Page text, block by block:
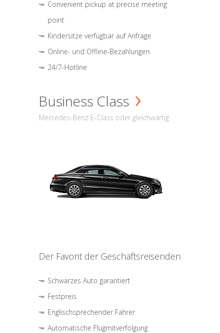
Convenient pickup at precise meeting
point
Kindersitze verfügbar auf Anfrage
Online- und Offline-Bezahlungen
24/7-Hotline
Business Class
Mercedes-Benz E-Class oder gleichwärtig
Der Favorit der Geschäftsreisenden
Schwarzes Auto garantiert
Festpreis
Englischsprechender Fahrer
Automatische Flugmitverfolgung